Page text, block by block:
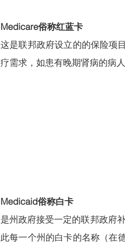
Medicare俗称红蓝卡
这是联邦政府设立的的保险项
疗需求，如患有晚期肾病的病人
Medicaid俗称白卡
是州政府接受一定的联邦政府
此每一个州的白卡的名称（在